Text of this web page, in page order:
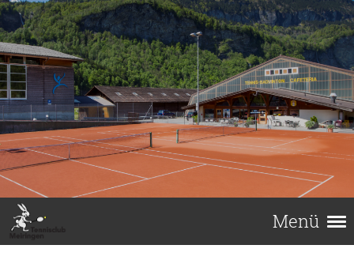
Menü